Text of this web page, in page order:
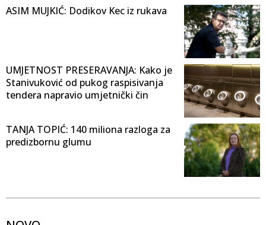
ASIM MUJKIĆ: Dodikov Kec iz rukava
UMJETNOST PRESERAVANJA: Kako je
Stanivuković od pukog raspisivanja
tendera napravio umjetnički čin
TANJA TOPIĆ: 140 miliona razloga za
predizbornu glumu